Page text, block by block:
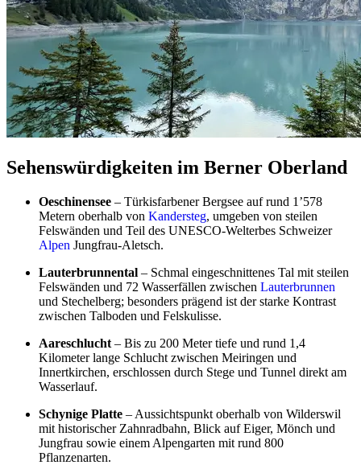
Sehenswürdigkeiten im Berner Oberland
Oeschinensee – Türkisfarbener Bergsee auf rund 1’578
Metern oberhalb von Kandersteg, umgeben von steilen
Felswänden und Teil des UNESCO-Welterbes Schweizer
Alpen Jungfrau-Aletsch.
Lauterbrunnental – Schmal eingeschnittenes Tal mit steilen
Felswänden und 72 Wasserfällen zwischen Lauterbrunnen
und Stechelberg; besonders prägend ist der starke Kontrast
zwischen Talboden und Felskulisse.
Aareschlucht – Bis zu 200 Meter tiefe und rund 1,4
Kilometer lange Schlucht zwischen Meiringen und
Innertkirchen, erschlossen durch Stege und Tunnel direkt am
Wasserlauf.
Schynige Platte – Aussichtspunkt oberhalb von Wilderswil
mit historischer Zahnradbahn, Blick auf Eiger, Mönch und
Jungfrau sowie einem Alpengarten mit rund 800
Pflanzenarten.